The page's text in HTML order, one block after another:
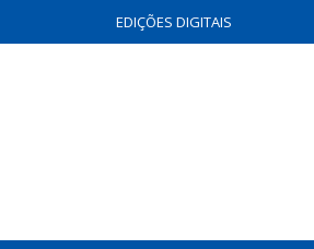
EDIÇÕES DIGITAIS